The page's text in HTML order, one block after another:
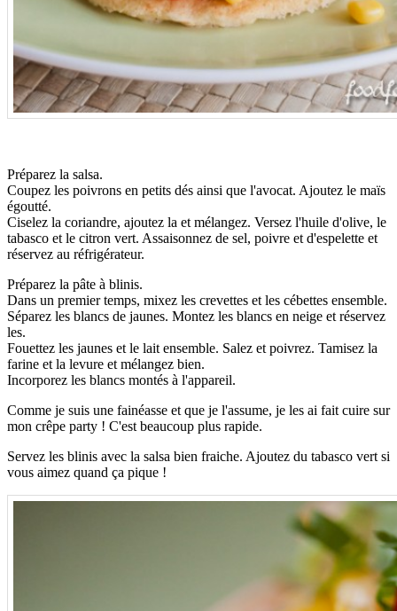
Préparez la salsa.
Coupez les poivrons en petits dés ainsi que l'avocat. Ajoutez le maïs
égoutté.
Ciselez la coriandre, ajoutez la et mélangez. Versez l'huile d'olive, le
tabasco et le citron vert. Assaisonnez de sel, poivre et d'espelette et
réservez au réfrigérateur.
Préparez la pâte à blinis.
Dans un premier temps, mixez les crevettes et les cébettes ensemble.
Séparez les blancs de jaunes. Montez les blancs en neige et réservez
les.
Fouettez les jaunes et le lait ensemble. Salez et poivrez. Tamisez la
farine et la levure et mélangez bien.
Incorporez les blancs montés à l'appareil.
Comme je suis une fainéasse et que je l'assume, je les ai fait cuire sur
mon crêpe party ! C'est beaucoup plus rapide.
Servez les blinis avec la salsa bien fraiche. Ajoutez du tabasco vert si
vous aimez quand ça pique !